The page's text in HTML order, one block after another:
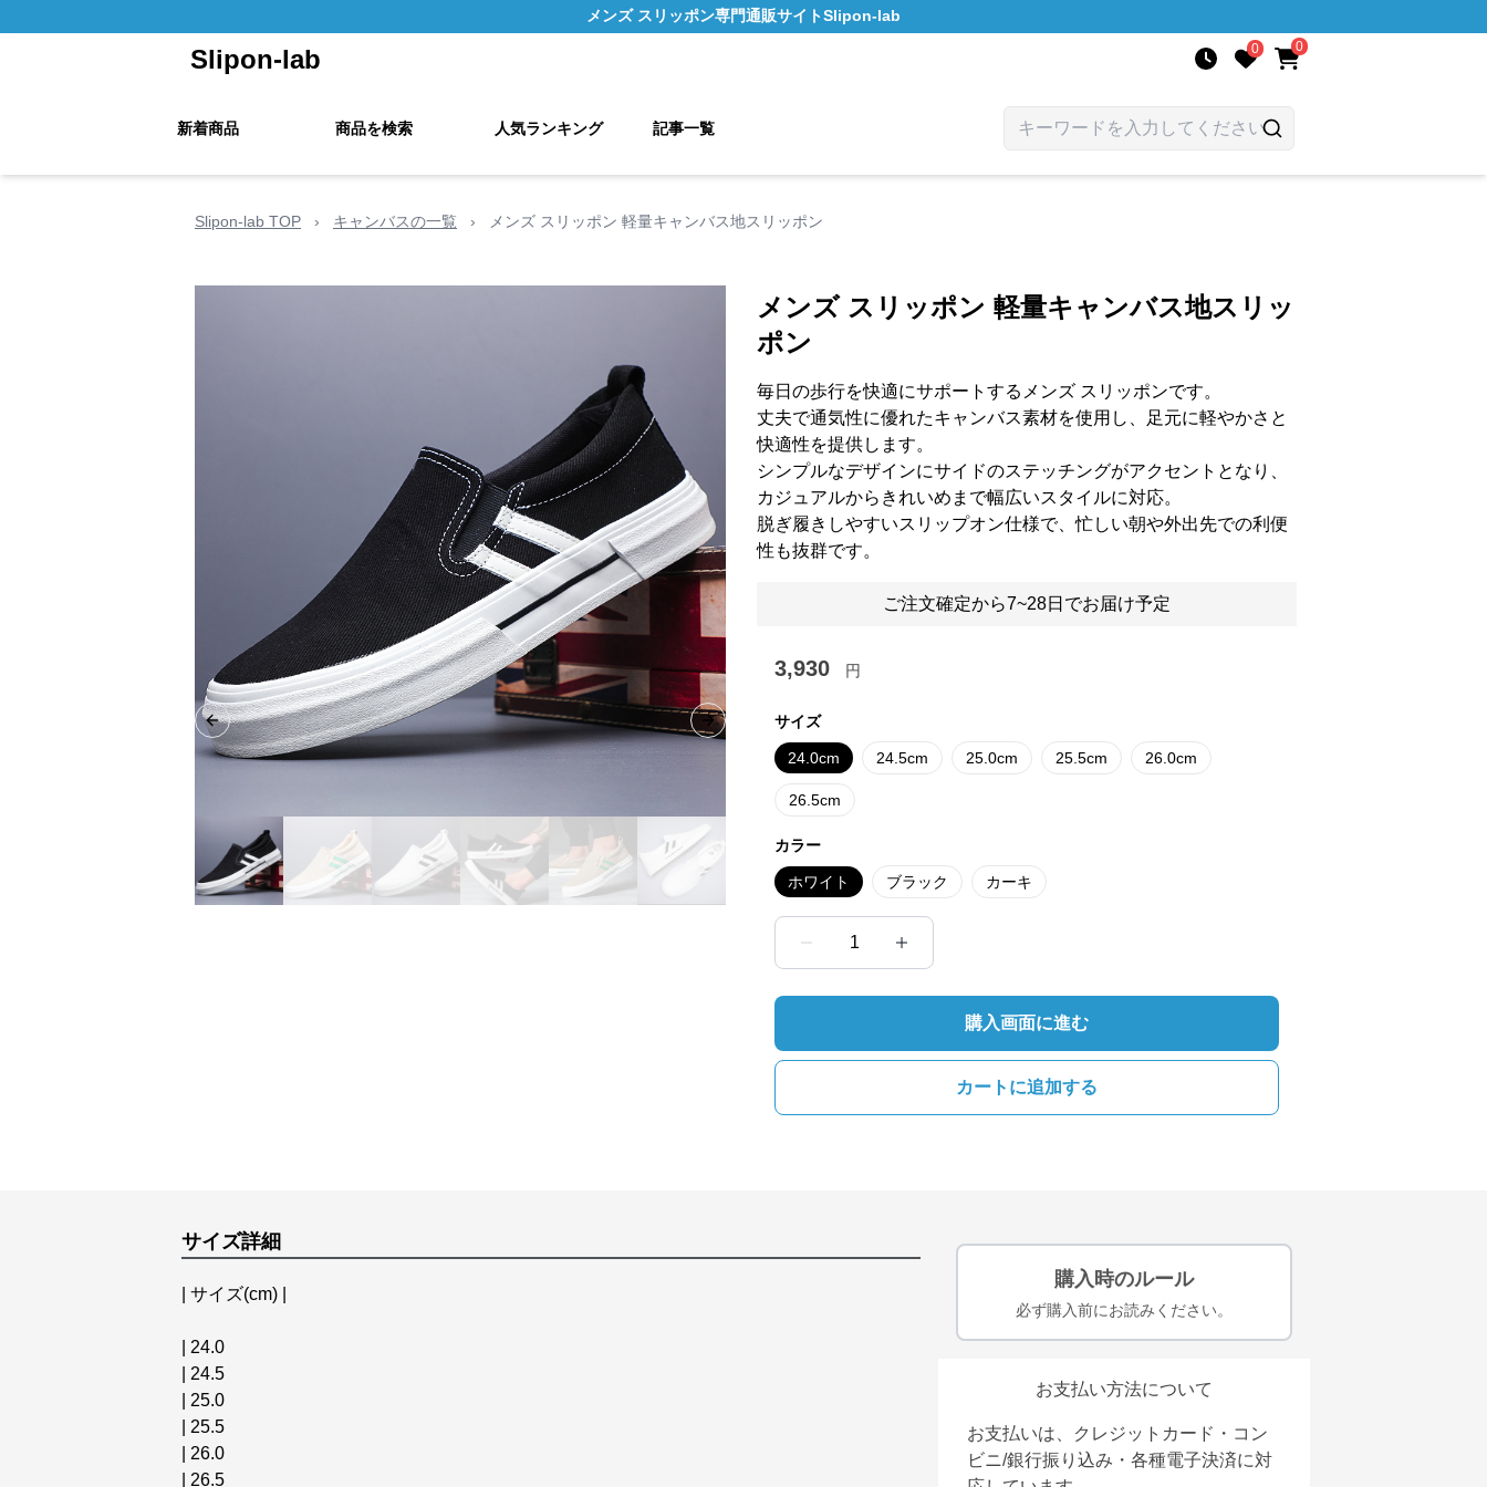
メンズ スリッポン専門通販サイトSlipon-lab
Slipon-lab 0 0
新着商品 商品を検索 人気ランキング 記事一覧
Slipon-lab TOP › キャンバスの一覧 › メンズ スリッポン 軽量キャンバス地スリッポン
Previous slide Next slide
メンズ スリッポン 軽量キャンバス地スリッ
ポン
毎日の歩行を快適にサポートするメンズ スリッポンです。
丈夫で通気性に優れたキャンバス素材を使用し、足元に軽やかさと
快適性を提供します。
シンプルなデザインにサイドのステッチングがアクセントとなり、
カジュアルからきれいめまで幅広いスタイルに対応。
脱ぎ履きしやすいスリップオン仕様で、忙しい朝や外出先での利便
性も抜群です。
ご注文確定から7~28日でお届け予定
3,930 円
サイズ
24.0cm 24.5cm 25.0cm 25.5cm 26.0cm
26.5cm
カラー
ホワイト ブラック カーキ
1
購入画面に進む
カートに追加する
サイズ詳細
| サイズ(cm) |
| 24.0
| 24.5
| 25.0
| 25.5
| 26.0
| 26.5
購入時のルール
必ず購入前にお読みください。
お支払い方法について
お支払いは、クレジットカード・コン
ビニ/銀行振り込み・各種電子決済に対